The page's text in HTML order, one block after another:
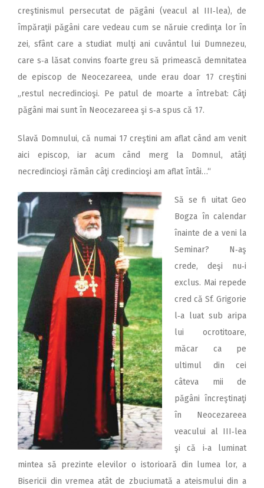
creştinismul persecutat de păgâni (veacul al III‑lea), de
împăraţii păgâni care vedeau cum se năruie credinţa lor în
zei, sfânt care a studiat mulţi ani cuvântul lui Dumnezeu,
care s‑a lăsat convins foarte greu să primească demnitatea
de episcop de Neocezareea, unde erau doar 17 creştini
„restul necredincioşi. Pe patul de moarte a întrebat: Câţi
păgâni mai sunt în Neocezareea şi s‑a spus că 17.
Slavă Domnului, că numai 17 creştini am aflat când am venit
aici episcop, iar acum când merg la Domnul, atâţi
necredincioşi rămân câţi credincioşi am aflat întâi…“
Să se fi uitat Geo
Bogza în calendar
înainte de a veni la
Seminar? N‑aş
crede, deşi nu‑i
exclus. Mai repede
cred că Sf. Grigorie
l‑a luat sub aripa
lui ocrotitoare,
măcar ca pe
ultimul din cei
câteva mii de
păgâni încreştinaţi
în Neocezareea
veacului al III‑lea
şi că i‑a luminat
mintea să prezinte elevilor o istorioară din lumea lor, a
Bisericii din vremea atât de zbuciumată a ateismului din a